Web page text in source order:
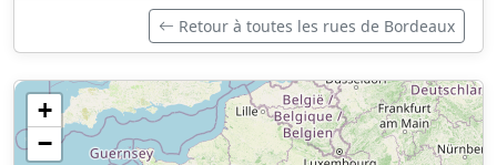
Retour à toutes les rues de Bordeaux
+
−